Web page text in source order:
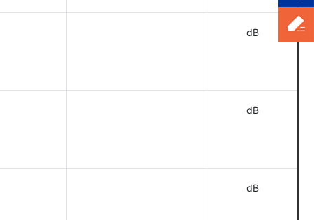
dB
dB
dB